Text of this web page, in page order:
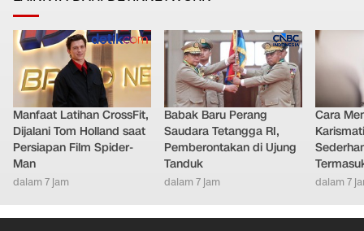
Manfaat Latihan CrossFit,
Dijalani Tom Holland saat
Persiapan Film Spider-
Man
dalam 7 jam
Babak Baru Perang
Saudara Tetangga RI,
Pemberontakan di Ujung
Tanduk
dalam 7 jam
Cara
dalam 7